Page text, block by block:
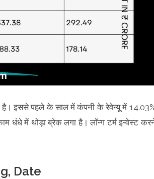
है। इससे पहले के साल में कंपनी के रेवेन्यू में
धंधे में थोड़ा ब्रेक लगा है। लॉन्ग टर्म इन्वेस्ट
Date